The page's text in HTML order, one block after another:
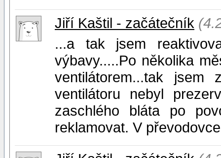
Jiří Kaštil - začátečník
...a tak jsem
výbavy.....Po několika
ventilátorem...tak jsem
ventilátoru nebyl
zaschlého bláta po
reklamovat. V